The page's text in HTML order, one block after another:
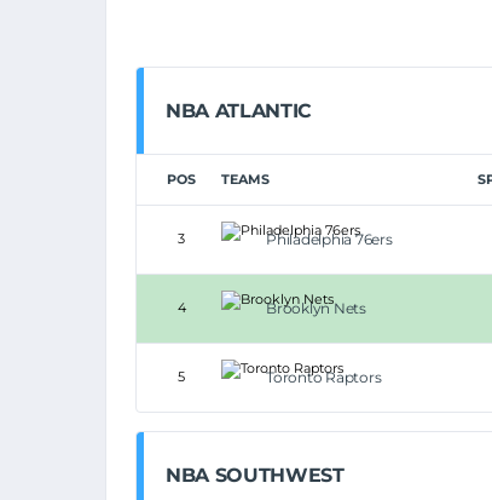
NBA ATLANTIC
POS TEAMS
3 Philadelphia 76ers
4 Brooklyn Nets
5 Toronto Raptors
NBA SOUTHWEST